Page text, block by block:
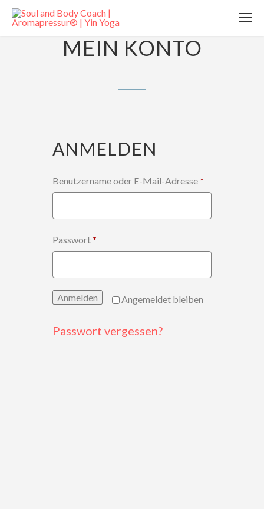
MEIN KONTO
ANMELDEN
Benutzername oder E-Mail-Adresse *
Passwort *
Angemeldet bleiben
Anmelden
Passwort vergessen?